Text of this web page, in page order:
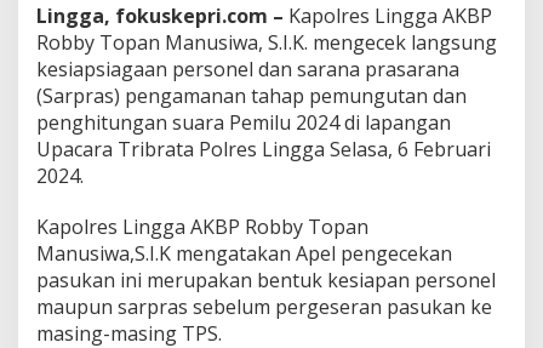
P
i
m
p
n
A
P
e
n
e
Lingga, fokuskepri.com – Kapolres Lingga AKBP
Robby Topan Manusiwa, S.I.K. mengecek langsung
kesiapsiagaan personel dan sarana prasarana
(Sarpras) pengamanan tahap pemungutan dan
penghitungan suara Pemilu 2024 di lapangan
Upacara Tribrata Polres Lingga Selasa, 6 Februari
2024.
Kapolres Lingga AKBP Robby Topan
Manusiwa,S.I.K mengatakan Apel pengecekan
pasukan ini merupakan bentuk kesiapan personel
maupun sarpras sebelum pergeseran pasukan ke
masing-masing TPS.